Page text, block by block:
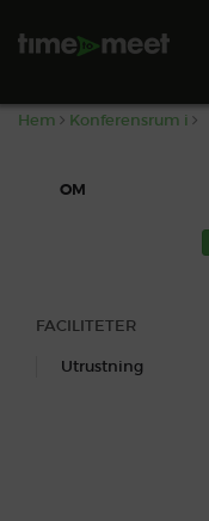
Hem Konferensrum i
OM
FACILITETER
Utrustning